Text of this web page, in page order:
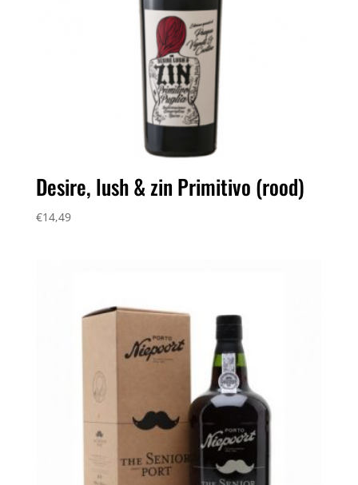
Desire, lush & zin Primitivo (rood)
€14,49